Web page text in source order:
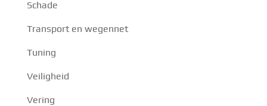
Schade
Transport en wegennet
Tuning
Veiligheid
Vering